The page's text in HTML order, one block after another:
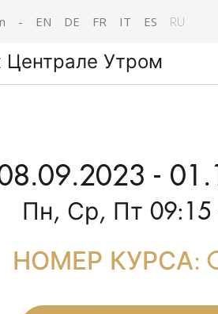
- EN DE FR IT ES RU
Централе Утром
-
Пн, Ср, Пт 09:15
НОМЕР КУРСА: